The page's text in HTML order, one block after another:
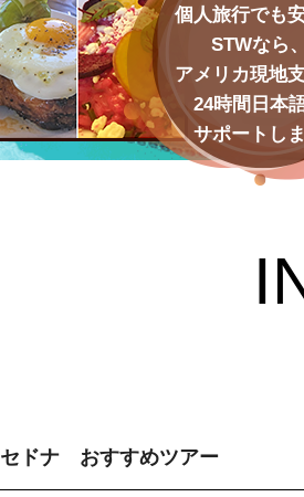
個人旅行でも
STWなら、
アメリカ現地
24時間日本
サポートし
セドナ おすすめツアー